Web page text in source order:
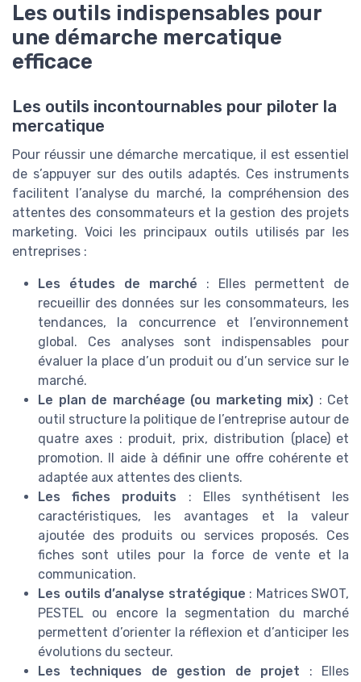
Les outils indispensables pour
une démarche mercatique
efficace
Les outils incontournables pour piloter la
mercatique
Pour réussir une démarche mercatique, il est essentiel
de s’appuyer sur des outils adaptés. Ces instruments
facilitent l’analyse du marché, la compréhension des
attentes des consommateurs et la gestion des projets
marketing. Voici les principaux outils utilisés par les
entreprises :
Les études de marché : Elles permettent de
recueillir des données sur les consommateurs, les
tendances, la concurrence et l’environnement
global. Ces analyses sont indispensables pour
évaluer la place d’un produit ou d’un service sur le
marché.
Le plan de marchéage (ou marketing mix) : Cet
outil structure la politique de l’entreprise autour de
quatre axes : produit, prix, distribution (place) et
promotion. Il aide à définir une offre cohérente et
adaptée aux attentes des clients.
Les fiches produits : Elles synthétisent les
caractéristiques, les avantages et la valeur
ajoutée des produits ou services proposés. Ces
fiches sont utiles pour la force de vente et la
communication.
Les outils d’analyse stratégique : Matrices SWOT,
PESTEL ou encore la segmentation du marché
permettent d’orienter la réflexion et d’anticiper les
évolutions du secteur.
Les techniques de gestion de projet : Elles